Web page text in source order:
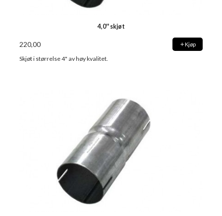
4,0'' skjøt
220,00 Kjøp
Skjøt i størrelse 4" av høy kvalitet.